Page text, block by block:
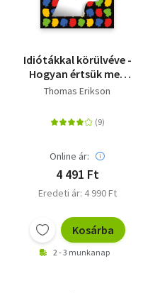
Idiótákkal körülvéve -
Hogyan értsük meg
azokat, akiket
Thomas Erikson
Online ár:
4 491 Ft
Eredeti ár: 4 990 Ft
Kosárba
2 - 3 munkanap